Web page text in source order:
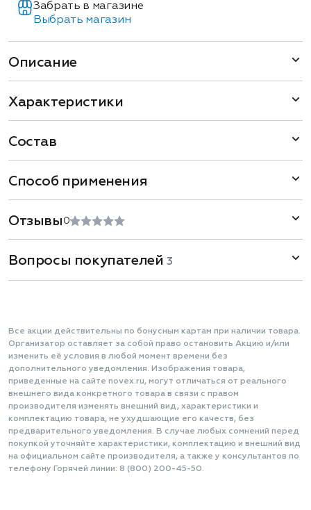
Забрать в магазине
Выбрать магазин
Описание
Характеристики
Состав
Способ применения
Отзывы 0
Вопросы покупателей 3
Все акции действительны по бонусным картам при наличии товара.
Организатор оставляет за собой право остановить Акцию и/или
изменить её условия в любой момент времени без
дополнительного уведомления. Изображения товара,
приведенные на сайте novex.ru, могут отличаться от реального
внешнего вида конкретного товара в связи с правом
производителя изменять внешний вид, характеристики и
комплектацию товара, не ухудшающие его качеств, без
предварительного уведомления. В случае любых сомнений перед
покупкой уточняйте характеристики, комплектацию и внешний вид
на официальном сайте производителя, а также у консультантов по
телефону Горячей линии: 8 (800) 200-45-50.